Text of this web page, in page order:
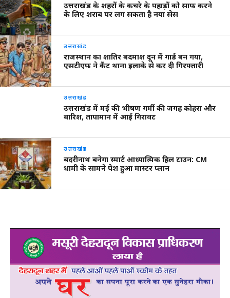
उत्तराखंड के शहरों के कचरे के पहाड़ों को साफ करने
के लिए शराब पर लग सकता है नया सेस
उत्तराखंड
राजस्थान का शातिर बदमाश दून में गार्ड बन गया,
एसटीएफ ने कैंट थाना इलाके से कर दी गिरफ्तारी
उत्तराखंड
उत्तराखंड में मई की भीषण गर्मी की जगह कोहरा और
बारिश, तापामान में आई गिरावट
उत्तराखंड
बदरीनाथ बनेगा स्मार्ट आध्यात्मिक हिल टाउन: CM
धामी के सामने पेश हुआ मास्टर प्लान